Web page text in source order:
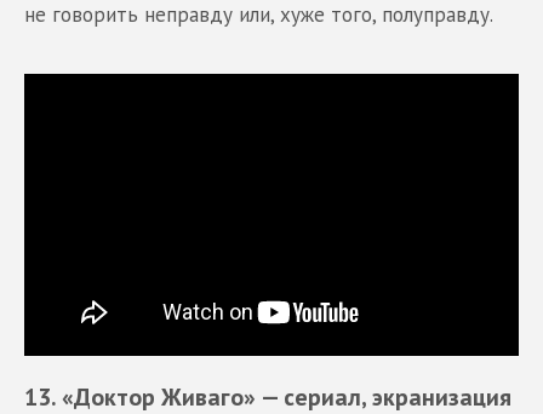
не говорить неправду или, хуже того, полуправду.
13. «Доктор Живаго» — сериал, экранизация